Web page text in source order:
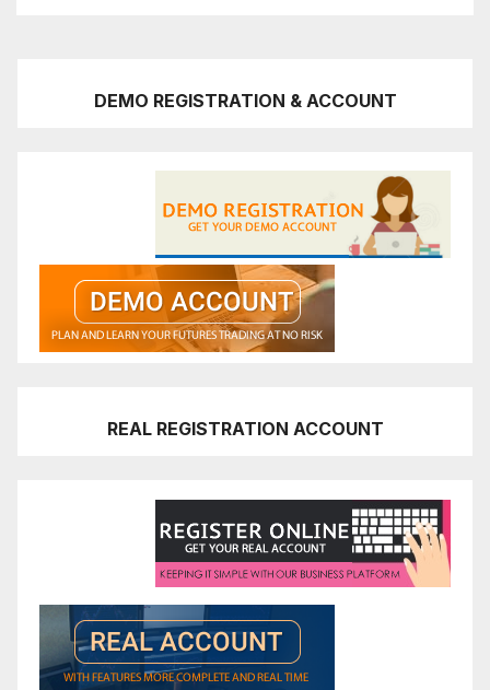
DEMO REGISTRATION & ACCOUNT
REAL REGISTRATION ACCOUNT